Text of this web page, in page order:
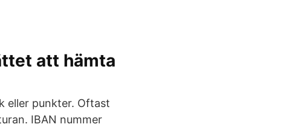
att hämta
eller punkter. Oftast
IBAN nummer